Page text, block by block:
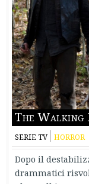
The Walking
SERIE TV HORROR
Dopo il
drammatici